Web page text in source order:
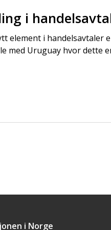
i
element i handelsavtaler
med Uruguay hvor dette
i Norge